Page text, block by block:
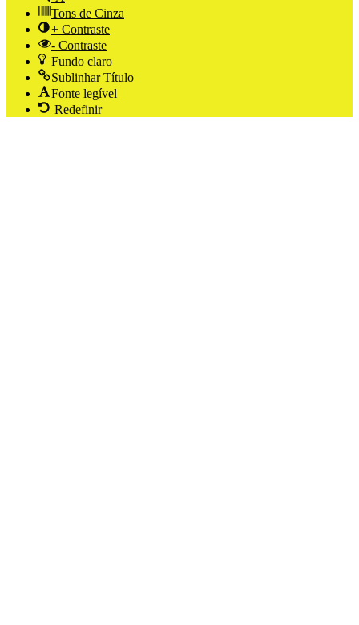
Tons de Cinza
+ Contraste
- Contraste
Fundo claro
Sublinhar Título
Fonte legível
Redefinir